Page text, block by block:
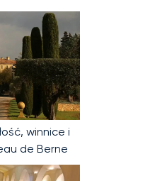
winnice i
de Berne